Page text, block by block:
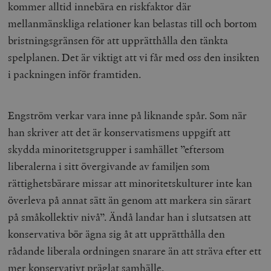
kommer alltid innebära en riskfaktor där
mellanmänskliga relationer kan belastas till och bortom
bristningsgränsen för att upprätthålla den tänkta
spelplanen. Det är viktigt att vi får med oss den insikten
i packningen inför framtiden.
Engström verkar vara inne på liknande spår. Som när
han skriver att det är konservatismens uppgift att
skydda minoritetsgrupper i samhället ”eftersom
liberalerna i sitt övergivande av familjen som
rättighetsbärare missar att minoritetskulturer inte kan
överleva på annat sätt än genom att markera sin särart
på småkollektiv nivå”. Ändå landar han i slutsatsen att
konservativa bör ägna sig åt att upprätthålla den
rådande liberala ordningen snarare än att sträva efter ett
mer konservativt präglat samhälle.
wp_woocommerce_session_[abcdef0123456789]
timbro.se
Inc.